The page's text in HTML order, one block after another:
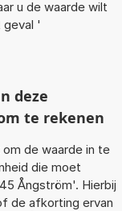
u de waarde wilt
'
deze
te rekenen
de waarde in te
die moet
Ångström'. Hierbij
de afkorting ervan